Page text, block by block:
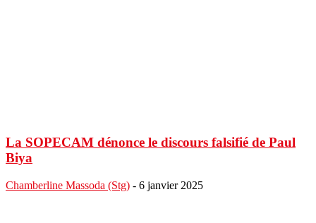
La SOPECAM dénonce le discours falsifié de Paul
Biya
Chamberline Massoda (Stg) - 6 janvier 2025